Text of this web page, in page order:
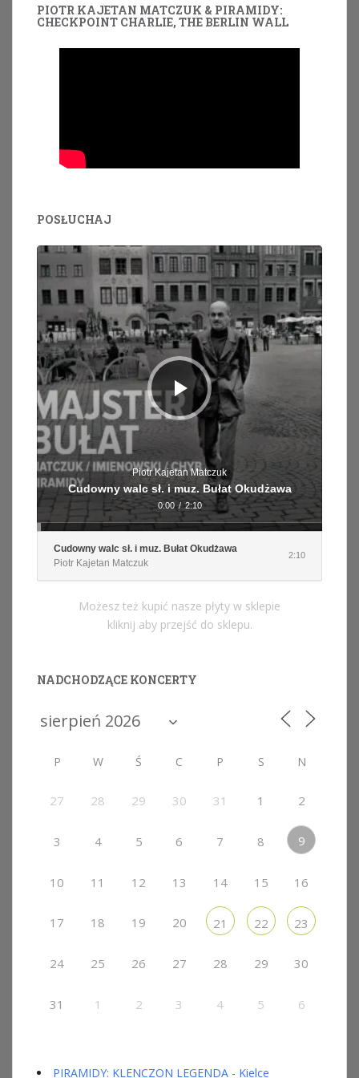
PIOTR KAJETAN MATCZUK & PIRAMIDY:
CHECKPOINT CHARLIE, THE BERLIN WALL
POSŁUCHAJ
Odtwarzacz
dźwiękowych
Piotr Kajetan Matczuk
Cudowny walc sł. i muz. Bułat Okudżawa
0:00 / 2:10
Cudowny walc sł. i muz. Bułat Okudżawa
Piotr Kajetan Matczuk
2:10
Możesz też kupić nasze płyty w sklepie
kliknij aby przejść do sklepu.
NADCHODZĄCE KONCERTY
P W Ś C P S N
27 28 29 30 31 1 2
3 4 5 6 7 8 9
10 11 12 13 14 15 16
17 18 19 20 21 22 23
24 25 26 27 28 29 30
31 1 2 3 4 5 6
PIRAMIDY: KLENCZON LEGENDA - Kielce